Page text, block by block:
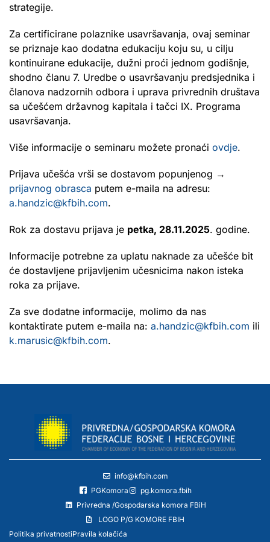
strategije.
Za certificirane polaznike usavršavanja, ovaj seminar
se priznaje kao dodatna edukaciju koju su, u cilju
kontinuirane edukacije, dužni proći jednom godišnje,
shodno članu 7. Uredbe o usavršavanju predsjednika i
članova nadzornih odbora i uprava privrednih društava
sa učešćem državnog kapitala i tačci IX. Programa
usavršavanja.
Više informacije o seminaru možete pronaći ovdje.
Prijava učešća vrši se dostavom popunjenog →
prijavnog obrasca putem e-maila na adresu:
a.handzic@kfbih.com.
Rok za dostavu prijava je petka, 28.11.2025. godine.
Informacije potrebne za uplatu naknade za učešće bit
će dostavljene prijavljenim učesnicima nakon isteka
roka za prijave.
Za sve dodatne informacije, molimo da nas
kontaktirate putem e-maila na: a.handzic@kfbih.com ili
k.marusic@kfbih.com.
info@kfbih.com
PGKomora
pg.komora.fbih
Privredna /Gospodarska komora FBiH
LOGO P/G KOMORE FBIH
Politika privatnostiPravila kolačića